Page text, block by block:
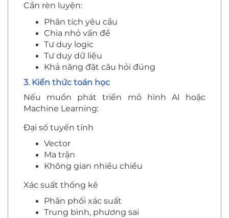
Cần rèn luyện:
Phân tích yêu cầu
Chia nhỏ vấn đề
Tư duy logic
Tư duy dữ liệu
Khả năng đặt câu hỏi đúng
3. Kiến thức toán học
Nếu muốn phát triển mô hình AI hoặc
Machine Learning:
Đại số tuyến tính
Vector
Ma trận
Không gian nhiều chiều
Xác suất thống kê
Phân phối xác suất
Trung bình, phương sai